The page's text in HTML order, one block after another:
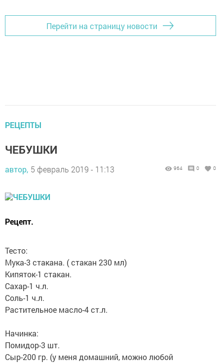
Перейти на страницу новости
РЕЦЕПТЫ
ЧЕБУШКИ
автор, 5 февраль 2019 - 11:13 964 0 0
Рецепт.
Тесто:
Мука-3 стакана. ( стакан 230 мл)
Кипяток-1 стакан.
Сахар-1 ч.л.
Соль-1 ч.л.
Растительное масло-4 ст.л.
Начинка:
Помидор-3 шт.
Сыр-200 гр. (у меня домашний, можно любой